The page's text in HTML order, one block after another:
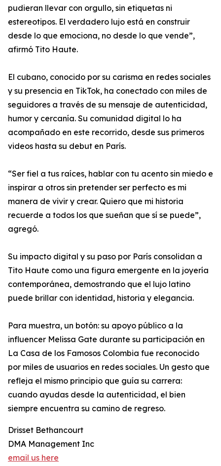
pudieran llevar con orgullo, sin etiquetas ni
estereotipos. El verdadero lujo está en construir
desde lo que emociona, no desde lo que vende”,
afirmó Tito Haute.
El cubano, conocido por su carisma en redes sociales
y su presencia en TikTok, ha conectado con miles de
seguidores a través de su mensaje de autenticidad,
humor y cercanía. Su comunidad digital lo ha
acompañado en este recorrido, desde sus primeros
videos hasta su debut en París.
“Ser fiel a tus raíces, hablar con tu acento sin miedo e
inspirar a otros sin pretender ser perfecto es mi
manera de vivir y crear. Quiero que mi historia
recuerde a todos los que sueñan que sí se puede”,
agregó.
Su impacto digital y su paso por París consolidan a
Tito Haute como una figura emergente en la joyería
contemporánea, demostrando que el lujo latino
puede brillar con identidad, historia y elegancia.
Para muestra, un botón: su apoyo público a la
influencer Melissa Gate durante su participación en
La Casa de los Famosos Colombia fue reconocido
por miles de usuarios en redes sociales. Un gesto que
refleja el mismo principio que guía su carrera:
cuando ayudas desde la autenticidad, el bien
siempre encuentra su camino de regreso.
Drisset Bethancourt
DMA Management Inc
email us here